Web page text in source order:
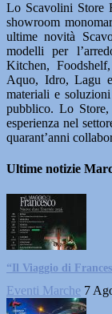
Lo Scavolini Store
showroom
ultime novità
modelli per
Kitchen,
Aquo, Idro, Lagu
materiali e
pubblico. Lo Store,
esperienza nel
quarant’anni
Ultime notizie
“Il Viaggio di
Eventi Marche 7